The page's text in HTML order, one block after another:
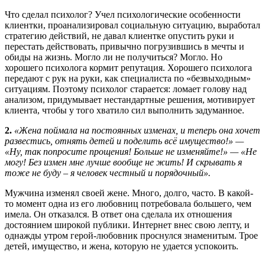
Что сделал психолог? Учел психологические особенности
клиентки, проанализировал социальную ситуацию, выработал
стратегию действий, не давал клиентке опустить руки и
перестать действовать, привычно погрузившись в мечты и
обиды на жизнь. Могло ли не получиться? Могло. Но
хорошего психолога кормит репутация. Хорошего психолога
передают с рук на руки, как специалиста по «безвыходным»
ситуациям. Поэтому психолог старается: ломает голову над
анализом, придумывает нестандартные решения, мотивирует
клиента, чтобы у того хватило сил выполнить задуманное.
2. «Жена поймала на постоянных изменах, и теперь она хочет
развестись, отнять детей и поделить всё имущество!» —
«Ну, так попросите прощения! Больше не изменяйте!» — «Не
могу! Без измен мне лучше вообще не жить! И скрывать я
тоже не буду – я человек честный и порядочный».
Мужчина изменял своей жене. Много, долго, часто. В какой-
то момент одна из его любовниц потребовала большего, чем
имела. Он отказался. В ответ она сделала их отношения
достоянием широкой публики. Интернет внес свою лепту, и
однажды утром герой-любовник проснулся знаменитым. Трое
детей, имущество, и жена, которую не удается успокоить.